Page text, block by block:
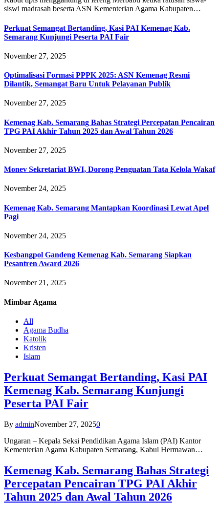
siswi madrasah beserta ASN Kementerian Agama Kabupaten…
Perkuat Semangat Bertanding, Kasi PAI Kemenag Kab.
Semarang Kunjungi Peserta PAI Fair
November 27, 2025
Optimalisasi Formasi PPPK 2025: ASN Kemenag Resmi
Dilantik, Semangat Baru Untuk Pelayanan Publik
November 27, 2025
Kemenag Kab. Semarang Bahas Strategi Percepatan Pencairan
TPG PAI Akhir Tahun 2025 dan Awal Tahun 2026
November 27, 2025
Monev Sekretariat BWI, Dorong Penguatan Tata Kelola Wakaf
November 24, 2025
Kemenag Kab. Semarang Mantapkan Koordinasi Lewat Apel
Pagi
November 24, 2025
Kesbangpol Gandeng Kemenag Kab. Semarang Siapkan
Pesantren Award 2026
November 21, 2025
Mimbar Agama
All
Agama Budha
Katolik
Kristen
Islam
Perkuat Semangat Bertanding, Kasi PAI
Kemenag Kab. Semarang Kunjungi
Peserta PAI Fair
By adminNovember 27, 20250
Ungaran – Kepala Seksi Pendidikan Agama Islam (PAI) Kantor
Kementerian Agama Kabupaten Semarang, Kabul Hermawan…
Kemenag Kab. Semarang Bahas Strategi
Percepatan Pencairan TPG PAI Akhir
Tahun 2025 dan Awal Tahun 2026